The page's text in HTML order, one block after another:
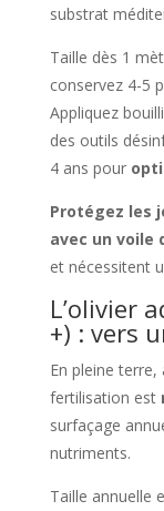
substrat
Taille dès 1
conservez 4-5
Appliquez
des outils
4 ans pour
Protégez les
avec un voile
et nécessitent
L’olivier
+) : vers
En pleine
fertilisation est
surfaçage
nutriments.
Taille annuelle